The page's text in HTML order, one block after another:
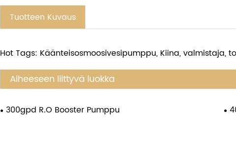
Tuotteen Kuvaus
Hot Tags: Käänteisosmoosivesipumppu, Kiina, valmistaja,
Aiheeseen liittyvä luokka
300gpd R.O Booster Pumppu